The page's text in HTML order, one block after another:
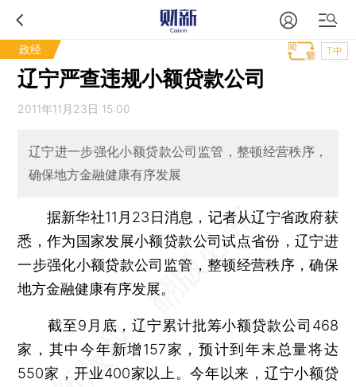
政经 T中
辽宁严查违规小额贷款公司
2011年11月23日 15:00
辽宁进一步强化小额贷款公司监管，整顿经营秩序，
确保地方金融健康有序发展
据新华社11月23日消息，记者从辽宁省政府获
悉，作为国家发展小额贷款公司试点省份，辽宁进
一步强化小额贷款公司监管，整顿经营秩序，确保
地方金融健康有序发展。
截至9月底，辽宁累计批筹小额贷款公司468
家，其中今年新增157家，预计到年末总量将达
550家，开业400家以上。今年以来，辽宁小额贷